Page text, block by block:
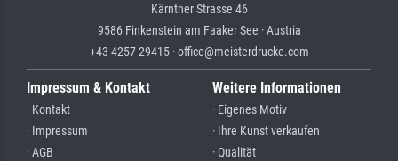
Kärntner Strasse 46
9586 Finkenstein am Faaker See · Austria
+43 4257 29415 · office@meisterdrucke.com
Impressum & Kontakt
· Kontakt
· Impressum
· AGB
Weitere Informationen
· Eigenes Motiv
· Ihre Kunst verkaufen
· Qualität